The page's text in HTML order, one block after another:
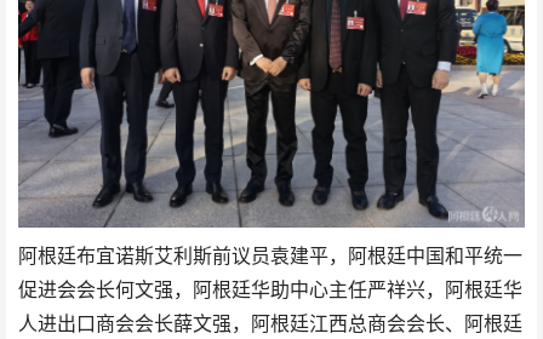
阿根廷布宜诺斯艾利斯前议员袁建平，阿根廷中国和平统一
促进会会长何文强，阿根廷华助中心主任严祥兴，阿根廷华
人进出口商会会长薛文强，阿根廷江西总商会会长、阿根廷